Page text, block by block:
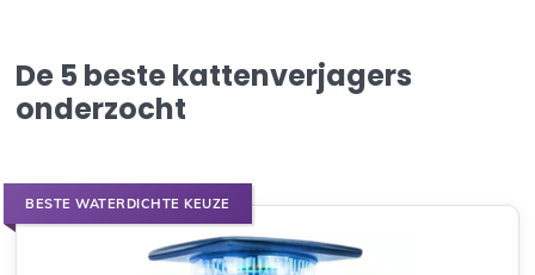
De 5 beste kattenverjagers
onderzocht
BESTE WATERDICHTE KEUZE